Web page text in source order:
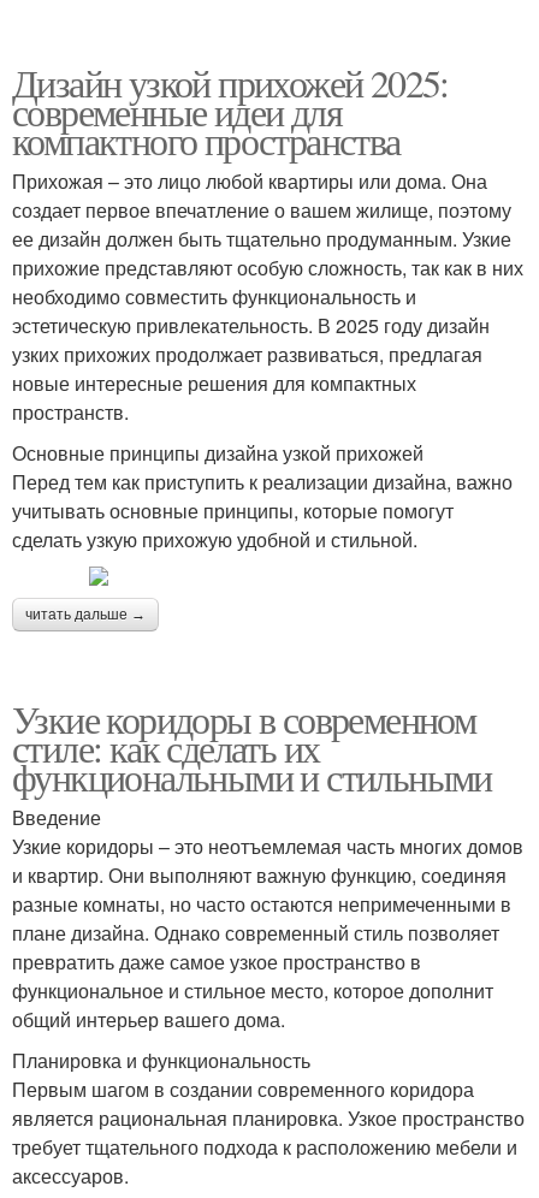
Дизайн узкой прихожей 2025:
современные идеи для
компактного пространства
Прихожая – это лицо любой квартиры или дома. Она
создает первое впечатление о вашем жилище, поэтому
ее дизайн должен быть тщательно продуманным. Узкие
прихожие представляют особую сложность, так как в них
необходимо совместить функциональность и
эстетическую привлекательность. В 2025 году дизайн
узких прихожих продолжает развиваться, предлагая
новые интересные решения для компактных
пространств.
Основные принципы дизайна узкой прихожей
Перед тем как приступить к реализации дизайна, важно
учитывать основные принципы, которые помогут
сделать узкую прихожую удобной и стильной.
читать дальше →
Узкие коридоры в современном
стиле: как сделать их
функциональными и стильными
Введение
Узкие коридоры – это неотъемлемая часть многих домов
и квартир. Они выполняют важную функцию, соединяя
разные комнаты, но часто остаются непримеченными в
плане дизайна. Однако современный стиль позволяет
превратить даже самое узкое пространство в
функциональное и стильное место, которое дополнит
общий интерьер вашего дома.
Планировка и функциональность
Первым шагом в создании современного коридора
является рациональная планировка. Узкое пространство
требует тщательного подхода к расположению мебели и
аксессуаров.